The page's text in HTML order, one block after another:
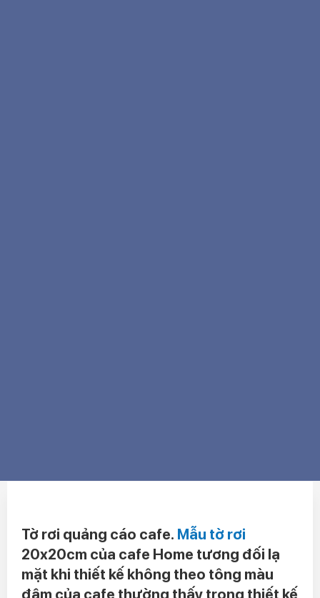
Tờ rơi quảng cáo cafe. Mẫu tờ rơi
20x20cm của cafe Home tương đối lạ
mặt khi thiết kế không theo tông màu
đậm của cafe thường thấy trong thiết kế